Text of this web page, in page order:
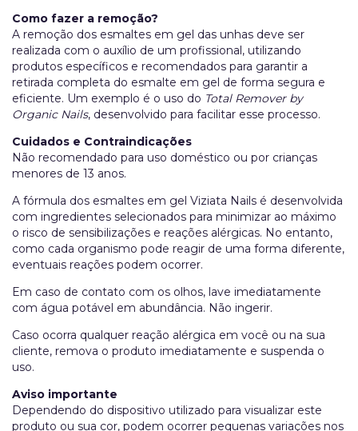
Como fazer a remoção?
A remoção dos esmaltes em gel das unhas deve ser
realizada com o auxílio de um profissional, utilizando
produtos específicos e recomendados para garantir a
retirada completa do esmalte em gel de forma segura e
eficiente. Um exemplo é o uso do Total Remover by
Organic Nails, desenvolvido para facilitar esse processo.
Cuidados e Contraindicações
Não recomendado para uso doméstico ou por crianças
menores de 13 anos.
A fórmula dos esmaltes em gel Viziata Nails é desenvolvida
com ingredientes selecionados para minimizar ao máximo
o risco de sensibilizações e reações alérgicas. No entanto,
como cada organismo pode reagir de uma forma diferente,
eventuais reações podem ocorrer.
Em caso de contato com os olhos, lave imediatamente
com água potável em abundância. Não ingerir.
Caso ocorra qualquer reação alérgica em você ou na sua
cliente, remova o produto imediatamente e suspenda o
uso.
Aviso importante
Dependendo do dispositivo utilizado para visualizar este
produto ou sua cor, podem ocorrer pequenas variações nos